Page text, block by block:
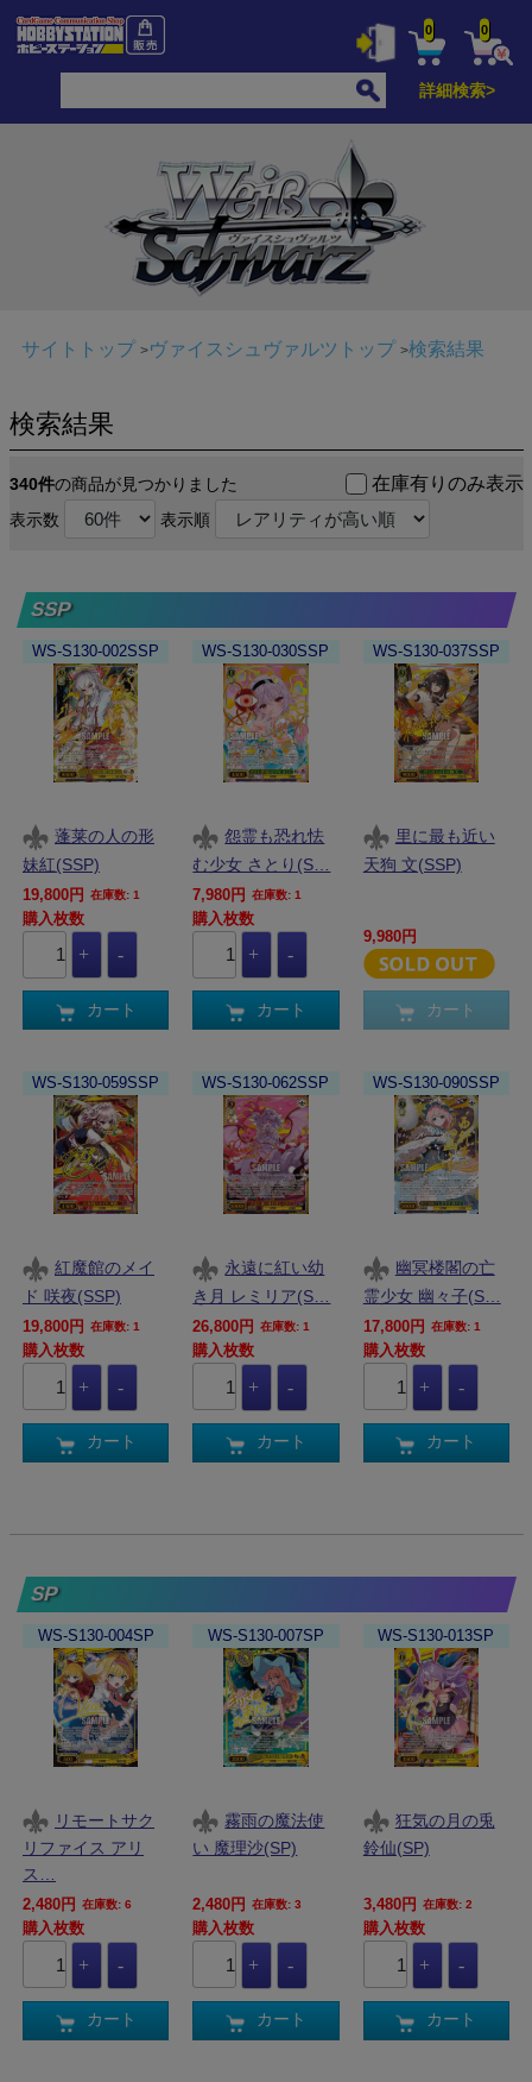
0 0
詳細検索>
サイトトップ ヴァイスシュヴァルツトップ 検索結果
検索結果
340件の商品が見つかりました 在庫有りのみ表示
表示数 表示順
SSP
WS-S130-002SSP
蓬莱の人の形
妹紅(SSP)
19,800円 在庫数: 1
購入枚数
カート
WS-S130-030SSP
怨霊も恐れ怯
む少女 さとり(S…
7,980円 在庫数: 1
購入枚数
カート
WS-S130-037SSP
里に最も近い
天狗 文(SSP)
9,980円
カート
WS-S130-059SSP
紅魔館のメイ
ド 咲夜(SSP)
19,800円 在庫数: 1
購入枚数
カート
WS-S130-062SSP
永遠に紅い幼
き月 レミリア(S…
26,800円 在庫数: 1
購入枚数
カート
WS-S130-090SSP
幽冥楼閣の亡
霊少女 幽々子(S…
17,800円 在庫数: 1
購入枚数
カート
SP
WS-S130-004SP
リモートサク
リファイス アリ
ス…
2,480円 在庫数: 6
購入枚数
カート
WS-S130-007SP
霧雨の魔法使
い 魔理沙(SP)
2,480円 在庫数: 3
購入枚数
カート
WS-S130-013SP
狂気の月の兎
鈴仙(SP)
3,480円 在庫数: 2
購入枚数
カート